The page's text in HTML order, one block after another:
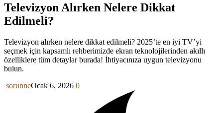
Televizyon Alırken Nelere Dikkat
Edilmeli?
Televizyon alırken nelere dikkat edilmeli? 2025’te en iyi TV’yi
seçmek için kapsamlı rehberimizde ekran teknolojilerinden akıllı
özelliklere tüm detaylar burada! İhtiyacınıza uygun televizyonu
bulun.
sorunneOcak 6, 2026 0